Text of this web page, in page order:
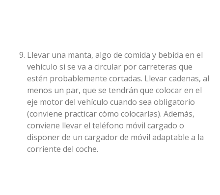
Llevar una manta, algo de comida y bebida en el
vehículo si se va a circular por carreteras que
estén probablemente cortadas. Llevar cadenas, al
menos un par, que se tendrán que colocar en el
eje motor del vehículo cuando sea obligatorio
(conviene practicar cómo colocarlas). Además,
conviene llevar el teléfono móvil cargado o
disponer de un cargador de móvil adaptable a la
corriente del coche.